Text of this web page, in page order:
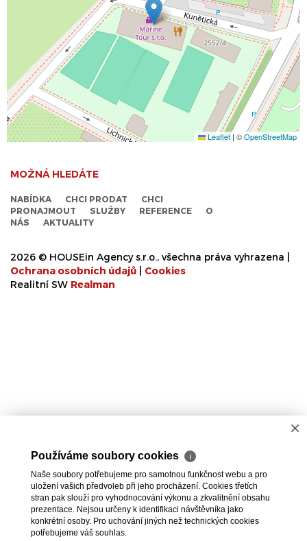
Leaflet | ©OpenStreetMap
MOŽNÁ HLEDÁTE
NABÍDKA CHCI PRODAT
CHCI
PRONAJMOUT
SLUŽBY REFERENCE
O
NÁS
AKTUALITY
2026 © HOUSEin Agency s.r.o., všechna práva vyhrazena |
Ochrana osobních údajů
Cookies
Realitní SW Realman
×
Používáme soubory cookies ℹ
Naše soubory potřebujeme pro samotnou funkčnost webu a pro
uložení vašich předvoleb při jeho procházení. Cookies třetích
stran pak slouží pro vyhodnocování výkonu a zkvalitnění obsahu
prezentace. Nejsou určeny k identifikaci návštěvníka jako
konkrétní osoby. Pro uchování jiných než technických cookies
potřebujeme váš souhlas.